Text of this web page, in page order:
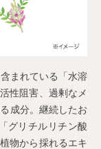
まれている「水溶
性阻害、過剰なメ
成分。継続したお
グリチルリチン酸
物から採れるエキ